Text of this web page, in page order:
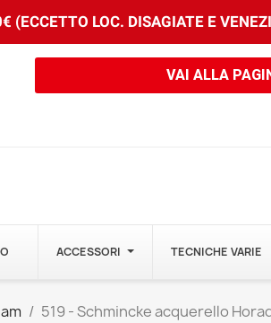
(ECCETTO LOC. DISAGIATE E
VAI ALLA
ACCESSORI TECNICHE VARIE
519 - Schmincke acquerello